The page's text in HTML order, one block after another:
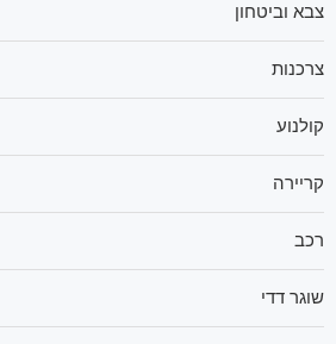
צבא וביטחון
צרכנות
קולנוע
קריירה
רכב
שוגר דדי